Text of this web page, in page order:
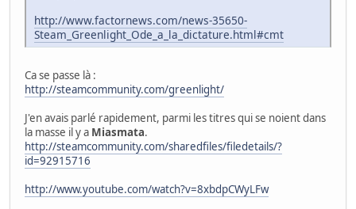
http://www.factornews.com/news-35650-
Steam_Greenlight_Ode_a_la_dictature.html#cmt
Ca se passe là :
http://steamcommunity.com/greenlight/
J'en avais parlé rapidement, parmi les titres qui se noient dans
la masse il y a Miasmata.
http://steamcommunity.com/sharedfiles/filedetails/?
id=92915716
http://www.youtube.com/watch?v=8xbdpCWyLFw